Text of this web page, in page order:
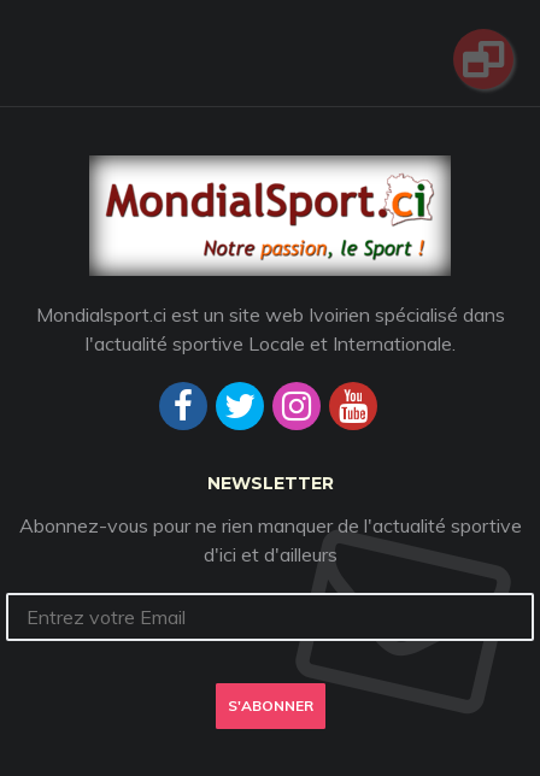
Mondialsport.ci est un site web Ivoirien spécialisé dans
l'actualité sportive Locale et Internationale.
NEWSLETTER
Abonnez-vous pour ne rien manquer de l'actualité sportive
d'ici et d'ailleurs
S'ABONNER